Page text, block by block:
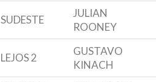
SUDESTE
JULIAN
ROONEY
LEJOS 2
GUSTAVO
KINACH